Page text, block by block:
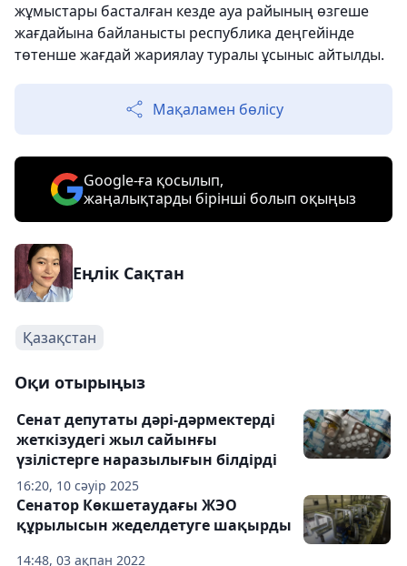
жұмыстары басталған кезде ауа райының өзгеше
жағдайына байланысты республика деңгейінде
төтенше жағдай жариялау туралы ұсыныс айтылды.
Мақаламен бөлісу
Google-ға қосылып,
жаңалықтарды бірінші болып оқыңыз
Еңлік Сақтан
Қазақстан
Оқи отырыңыз
16:20, 10 сәуір 2025
Сенат депутаты дәрі-дәрмектерді
жеткізудегі жыл сайынғы
үзілістерге наразылығын білдірді
14:48, 03 ақпан 2022
Сенатор Көкшетаудағы ЖЭО
құрылысын жеделдетуге шақырды